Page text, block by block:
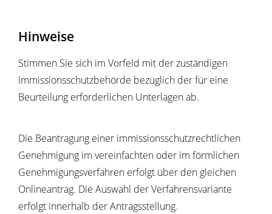
Hinweise
Stimmen Sie sich im Vorfeld mit der zuständigen
Immissionsschutzbehörde bezüglich der für eine
Beurteilung erforderlichen Unterlagen ab.
Die Beantragung einer immissionsschutzrechtlichen
Genehmigung im vereinfachten oder im förmlichen
Genehmigungsverfahren erfolgt über den gleichen
Onlineantrag. Die Auswahl der Verfahrensvariante
erfolgt innerhalb der Antragsstellung.